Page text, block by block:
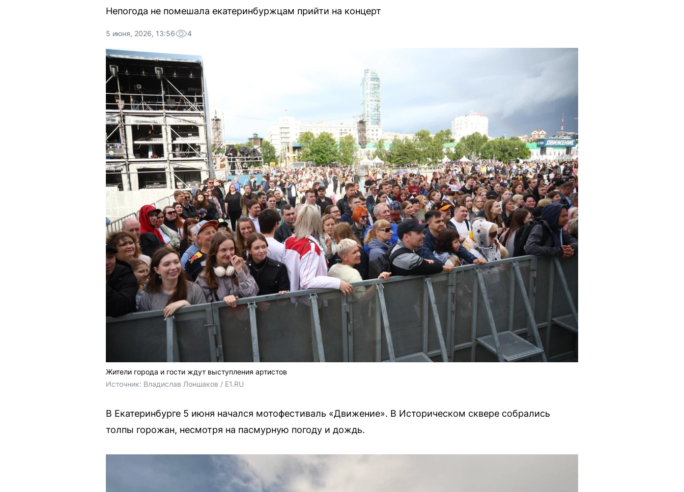
Непогода не помешала екатеринбуржцам прийти на концерт
5 июня, 2026, 13:56 4
Жители города и гости ждут выступления артистов
Источник: Владислав Лоншаков / E1.RU
В Екатеринбурге 5 июня начался мотофестиваль «Движение». В Историческом сквере собрались
толпы горожан, несмотря на пасмурную погоду и дождь.